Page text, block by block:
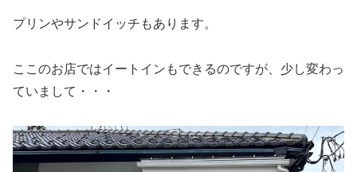
プリンやサンドイッチもあります。
ここのお店ではイートインもできるのですが、少し変わっ
ていまして・・・